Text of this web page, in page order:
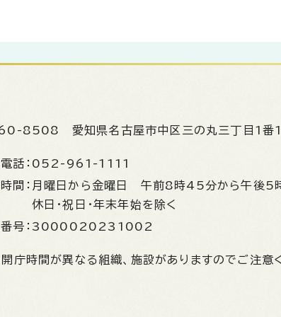
8508 愛知県名古屋市中区三の丸三丁目1番
話： 052-961-1111
間： 月曜日から金曜日 午前8時45分から午後5
休日・祝日・年末年始を除く
号： 3000020231002
庁時間が異なる組織、施設がありますのでご注意